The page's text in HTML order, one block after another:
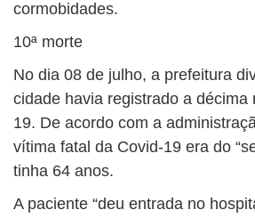
cormobidades.
10ª morte
No dia 08 de julho, a prefeitura
cidade havia registrado a décima
19. De acordo com a
vítima fatal da Covid-19 era do
tinha 64 anos.
A paciente “deu entrada no